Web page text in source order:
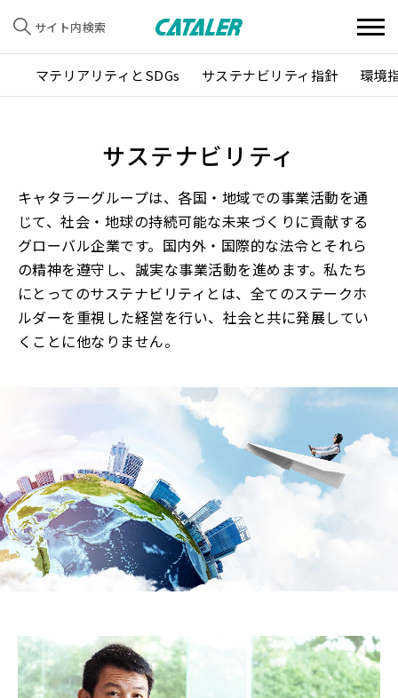
サイト内検索
マテリアリティとSDGs サステナビリティ指針 環境
サステナビリティ
キャタラーグループは、各国・地域での事業活動を通
じて、社会・地球の持続可能な未来づくりに貢献する
グローバル企業です。国内外・国際的な法令とそれら
の精神を遵守し、誠実な事業活動を進めます。私たち
にとってのサステナビリティとは、全てのステークホ
ルダーを重視した経営を行い、社会と共に発展してい
くことに他なりません。